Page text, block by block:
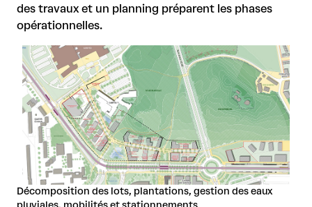
des travaux et un planning préparent les phases
opérationnelles.
Décomposition des lots, plantations, gestion des eaux